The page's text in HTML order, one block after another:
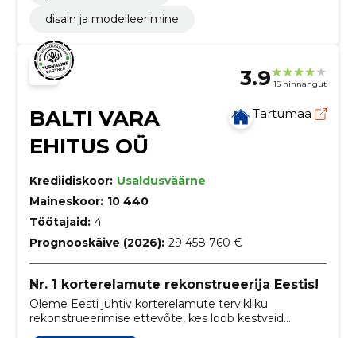
disain ja modelleerimine
3.9 15 hinnangut
BALTI VARA
EHITUS OÜ
Tartumaa
Krediidiskoor: Usaldusväärne
Maineskoor: 10 440
Töötajaid: 4
Prognooskäive (2026): 29 458 760 €
Nr. 1 korterelamute rekonstrueerija Eestis!
Oleme Eesti juhtiv korterelamute tervikliku
rekonstrueerimise ettevõte, kes loob kestvaid